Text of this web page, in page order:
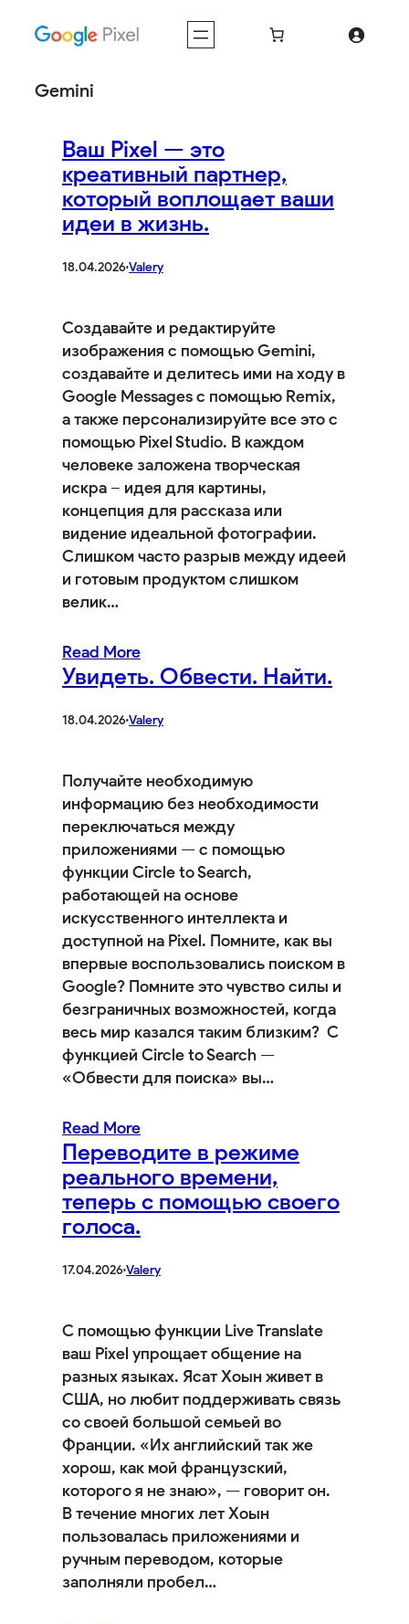
Gemini
Ваш Pixel — это
креативный партнер,
который воплощает ваши
идеи в жизнь.
18.04.2026·Valery
Создавайте и редактируйте
изображения с помощью Gemini,
создавайте и делитесь ими на ходу в
Google Messages с помощью Remix,
а также персонализируйте все это с
помощью Pixel Studio. В каждом
человеке заложена творческая
искра – идея для картины,
концепция для рассказа или
видение идеальной фотографии.
Слишком часто разрыв между идеей
и готовым продуктом слишком
велик…
Read More
Увидеть. Обвести. Найти.
18.04.2026·Valery
Получайте необходимую
информацию без необходимости
переключаться между
приложениями — с помощью
функции Circle to Search,
работающей на основе
искусственного интеллекта и
доступной на Pixel. Помните, как вы
впервые воспользовались поиском в
Google? Помните это чувство силы и
безграничных возможностей, когда
весь мир казался таким близким? С
функцией Circle to Search —
«Обвести для поиска» вы…
Read More
Переводите в режиме
реального времени,
теперь с помощью своего
голоса.
17.04.2026·Valery
С помощью функции Live Translate
ваш Pixel упрощает общение на
разных языках. Ясат Хоын живет в
США, но любит поддерживать связь
со своей большой семьей во
Франции. «Их английский так же
хорош, как мой французский,
которого я не знаю», — говорит он.
В течение многих лет Хоын
пользовалась приложениями и
ручным переводом, которые
заполняли пробел…